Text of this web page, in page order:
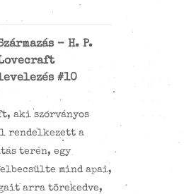
– H. P.
#10
aki szórványos
rendelkezett a
terén, egy
mind apai,
arra törekedve,